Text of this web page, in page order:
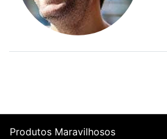
Produtos Maravilhosos